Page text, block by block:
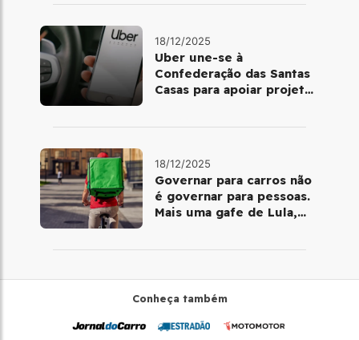
18/12/2025
Uber une-se à
Confederação das Santas
Casas para apoiar projetos
18/12/2025
Governar para carros não
é governar para pessoas.
Mais uma gafe de Lula,
Conheça também